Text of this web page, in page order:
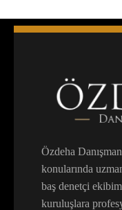
Özdeha
konularında
baş denetçi
kuruluşlara